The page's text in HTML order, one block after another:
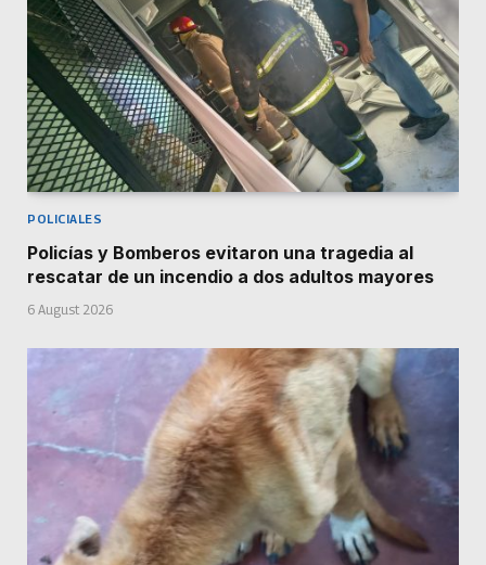
POLICIALES
Policías y Bomberos evitaron una tragedia al
rescatar de un incendio a dos adultos mayores
6 August 2026